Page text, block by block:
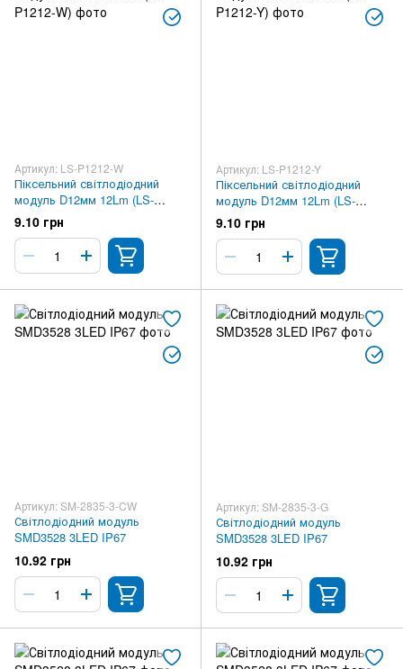
Артикул: LS-P1212-W
Піксельний світлодіодний
модуль D12мм 12Lm (LS-
P1212-W)
9.10 грн
Артикул: LS-P1212-Y
Піксельний світлодіодний
модуль D12мм 12Lm (LS-
P1212-Y)
9.10 грн
Артикул: SM-2835-3-CW
Світлодіодний модуль
SMD3528 3LED IP67
10.92 грн
Артикул: SM-2835-3-G
Світлодіодний модуль
SMD3528 3LED IP67
10.92 грн